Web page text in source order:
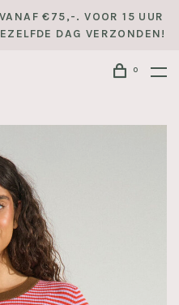
€75,-. VOOR 15 UUR
DAG VERZONDEN!
0